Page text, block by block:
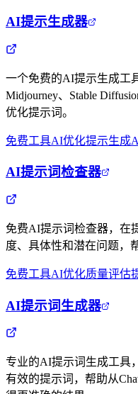
AI提示生成器
一个免费的AI提示生成工
Midjourney、Stable
优化提示词。
免费工具AI优化提示生成
AI提示词检查器
免费AI提示词检查器，在
度、具体性和潜在问题，
免费工具AI优化质量评估
AI提示词生成器
专业的AI提示词生成工具
有效的提示词，帮助从